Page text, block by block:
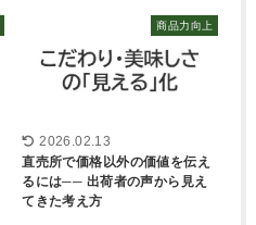
商品力向上
2026.02.13
直売所で価格以外の価値を伝え
るには── 出荷者の声から見え
てきた考え方